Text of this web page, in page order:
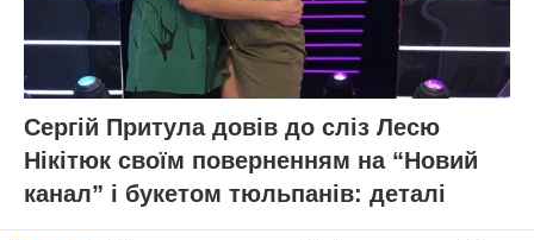
Сергій Притула довів до сліз Лесю
Нікітюк своїм поверненням на “Новий
канал” і букетом тюльпанів: деталі